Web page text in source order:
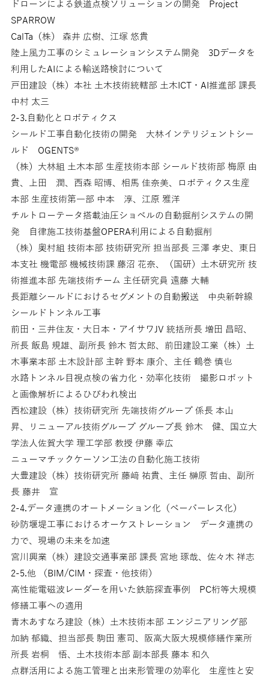
ドローンによる鉄道点検ソリューションの開発 Project
SPARROW
CalTa（株） 森井 広樹、江塚 悠貴
陸上風力工事のシミュレーションシステム開発 3Dデータを
利用したAIによる輸送路検討について
戸田建設（株）本社 土木技術統轄部 土木ICT・AI推進部 課長
中村 太三
2-3.自動化とロボティクス
シールド工事自動化技術の開発 大林インテリジェントシー
ルド OGENTS®
（株）大林組 土木本部 生産技術本部 シールド技術部 梅原 由
貴、上田 潤、西森 昭博、相馬 佳奈美、ロボティクス生産
本部 生産技術第一部 中本 淳、江原 雅洋
チルトローテータ搭載油圧ショベルの自動掘削システムの開
発 自律施工技術基盤OPERA利用による自動掘削
（株）奥村組 技術本部 技術研究所 担当部長 三澤 孝史、東日
本支社 機電部 機械技術課 藤沼 花奈、（国研）土木研究所 技
術推進本部 先端技術チーム 主任研究員 遠藤 大輔
長距離シールドにおけるセグメントの自動搬送 中央新幹線
シールドトンネル工事
前田・三井住友・大日本・アイサワJV 統括所長 増田 昌昭、
所長 飯島 規雄、副所長 鈴木 哲太郎、前田建設工業（株）土
木事業本部 土木設計部 主幹 野本 康介、主任 鶴巻 慎也
水路トンネル目視点検の省力化・効率化技術 撮影ロボット
と画像解析によるひびわれ検出
西松建設（株）技術研究所 先端技術グループ 係長 本山
昇、リニューアル技術グループ グループ長 鈴木 健、国立大
学法人佐賀大学 理工学部 教授 伊藤 幸広
ニューマチックケーソン工法の自動化施工技術
大豊建設（株）技術研究所 藤﨑 祐貴、主任 榊原 哲由、副所
長 藤井 宣
2-4.データ連携のオートメーション化（ペーパーレス化）
砂防堰堤工事におけるオーケストレーション データ連携の
力で、現場の未来を加速
宮川興業（株）建設交通事業部 課長 宮地 琢哉、佐々木 祥志
2-5.他 （BIM/CIM・探査・他技術）
高性能電磁波レーダーを用いた鉄筋探査事例 PC桁等大規模
修繕工事への適用
青木あすなろ建設（株）土木技術本部 エンジニアリング部
加納 郁織、担当部長 駒田 憲司、阪高大阪大規模修繕作業所
所長 岩桐 悟、土木技術本部 副本部長 藤本 和久
点群活用による施工管理と出来形管理の効率化 生産性と安